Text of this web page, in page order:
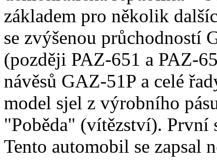
základem pro několik
se zvýšenou průchodností
(později PAZ-651 a PAZ-
návěsů GAZ-51P a celé
model sjel z výrobního
"Poběda" (vítězství). První
Tento automobil se zapsal